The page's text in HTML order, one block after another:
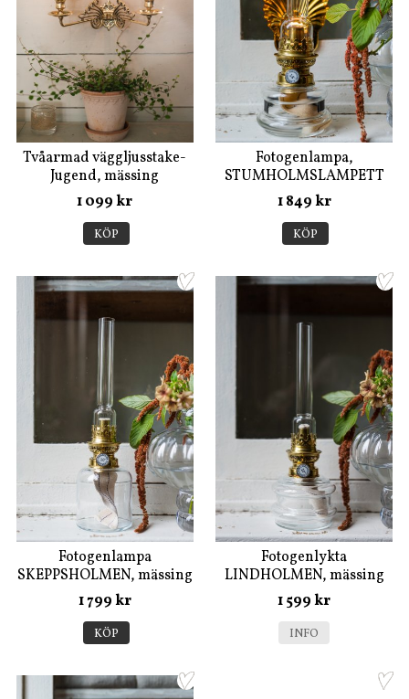
Tvåarmad väggljusstake-
Jugend, mässing
1 099 kr
KÖP
Fotogenlampa,
STUMHOLMSLAMPETT
1 849 kr
KÖP
Fotogenlampa
SKEPPSHOLMEN, mässing
1 799 kr
KÖP
Fotogenlykta
LINDHOLMEN, mässing
1 599 kr
INFO